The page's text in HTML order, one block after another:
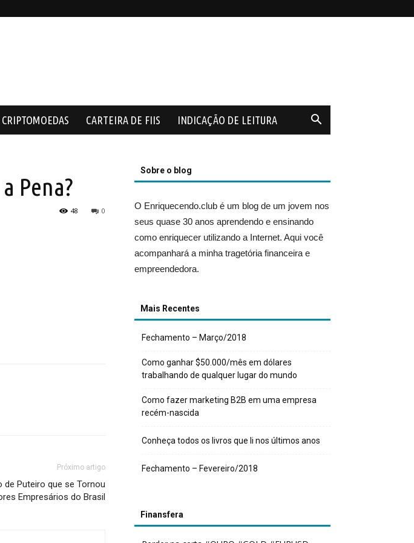
CARTEIRA DE FIIS INDICAÇÃO DE LEITURA
Pena?
0
48
Próximo artigo
de Puteiro que se Tornou
Empresários do Brasil
Sobre o blog
O Enriquecendo.club é um blog de um jovem nos
seus quase 30 anos aprendendo e ensinando
como enriquecer utilizando a Internet. Aqui você
acompanhará a minha tragetória financeira e
empreendedora.
Mais Recentes
Fechamento – Março/2018
Como ganhar $50.000/mês em dólares
trabalhando de qualquer lugar do mundo
Como fazer marketing B2B em uma empresa
recém-nascida
Conheça todos os livros que li nos últimos anos
Fechamento – Fevereiro/2018
Finansfera